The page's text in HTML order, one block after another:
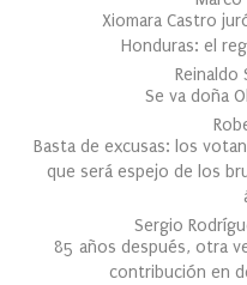
Xiomara Castro
Honduras: el
Reinaldo
Se va doña
Basta de excusas: los
que será espejo de los
Sergio
85 años después, otra
contribución en